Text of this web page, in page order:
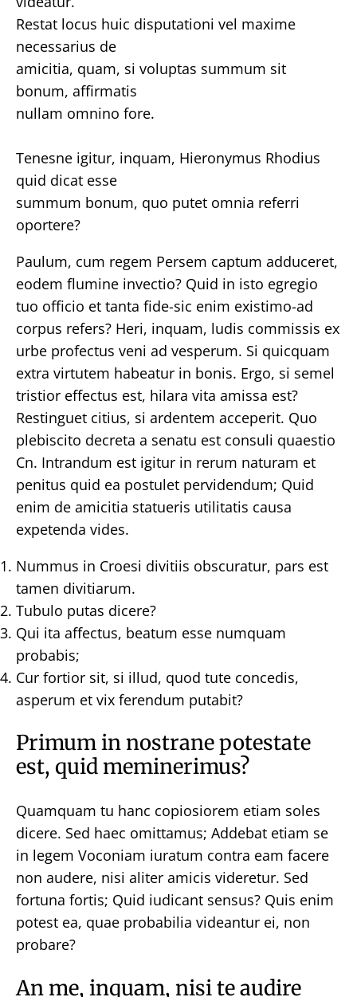
Restat locus huic disputationi vel maxime
necessarius de
amicitia, quam, si voluptas summum sit
bonum, affirmatis
nullam omnino fore.
Tenesne igitur, inquam, Hieronymus Rhodius
quid dicat esse
summum bonum, quo putet omnia referri
oportere?
Paulum, cum regem Persem captum adduceret,
eodem flumine invectio? Quid in isto egregio
tuo officio et tanta fide-sic enim existimo-ad
corpus refers? Heri, inquam, ludis commissis ex
urbe profectus veni ad vesperum. Si quicquam
extra virtutem habeatur in bonis. Ergo, si semel
tristior effectus est, hilara vita amissa est?
Restinguet citius, si ardentem acceperit. Quo
plebiscito decreta a senatu est consuli quaestio
Cn. Intrandum est igitur in rerum naturam et
penitus quid ea postulet pervidendum; Quid
enim de amicitia statueris utilitatis causa
expetenda vides.
Nummus in Croesi divitiis obscuratur, pars est
tamen divitiarum.
Tubulo putas dicere?
Qui ita affectus, beatum esse numquam
probabis;
Cur fortior sit, si illud, quod tute concedis,
asperum et vix ferendum putabit?
Primum in nostrane potestate
est, quid meminerimus?
Quamquam tu hanc copiosiorem etiam soles
dicere. Sed haec omittamus; Addebat etiam se
in legem Voconiam iuratum contra eam facere
non audere, nisi aliter amicis videretur. Sed
fortuna fortis; Quid iudicant sensus? Quis enim
potest ea, quae probabilia videantur ei, non
probare?
An me, inquam, nisi te audire